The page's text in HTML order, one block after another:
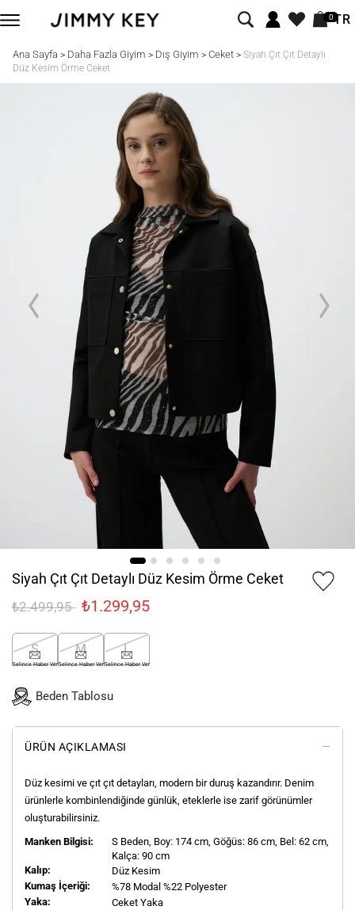
0TR
Ana Sayfa > Daha Fazla Giyim > Dış Giyim > Ceket> Siyah Çıt Çıt Detaylı
Düz Kesim Örme Ceket
Siyah Çıt Çıt Detaylı Düz Kesim Örme Ceket
₺2.499,95 ₺1.299,95
S
Gelince Haber Ver
M
Gelince Haber Ver
L
Gelince Haber Ver
Beden Tablosu
ÜRÜN AÇIKLAMASI
Düz kesimi ve çıt çıt detayları, modern bir duruş kazandırır. Denim
ürünlerle kombinlendiğinde günlük, eteklerle ise zarif görünümler
oluşturabilirsiniz.
Manken Bilgisi:
S Beden, Boy: 174 cm, Göğüs: 86 cm, Bel: 62 cm,
Kalça: 90 cm
Kalıp:
Düz Kesim
Kumaş İçeriği:
%78 Modal %22 Polyester
Yaka:
Ceket Yaka